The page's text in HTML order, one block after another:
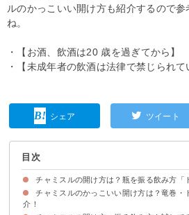
ルのかっこいい開け方も紹介するので
ね。
・【お酒、飲酒は20 歳を過ぎてから】
・【未成年者の飲酒は法律で禁じられて
シェア ツイート
目次
チャミスルの開け方は？瓶を振る飲み方「
チャミスルの瓶を振ってから開ける理由は
チャミスルのかっこいい開け方は？竜巻・
介！